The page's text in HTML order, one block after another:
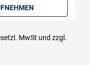
MwSt und zzgl.